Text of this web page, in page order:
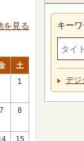
を見る
土
1
7 8
15
キー
デジ